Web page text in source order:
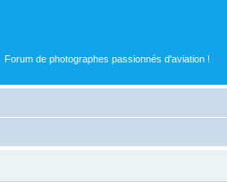
Forum de photographes passionnés d'aviation !